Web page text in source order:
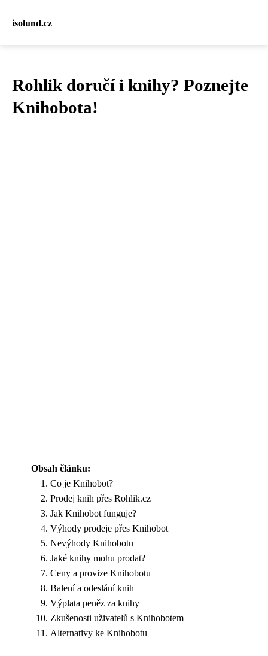
isolund.cz
Rohlik doručí i knihy? Poznejte
Knihobota!
Obsah článku:
Co je Knihobot?
Prodej knih přes Rohlik.cz
Jak Knihobot funguje?
Výhody prodeje přes Knihobot
Nevýhody Knihobotu
Jaké knihy mohu prodat?
Ceny a provize Knihobotu
Balení a odeslání knih
Výplata peněz za knihy
Zkušenosti uživatelů s Knihobotem
Alternativy ke Knihobotu